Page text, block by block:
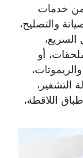
من خدمات
والتصليح،
أو
التشفير،
اللاقطة،